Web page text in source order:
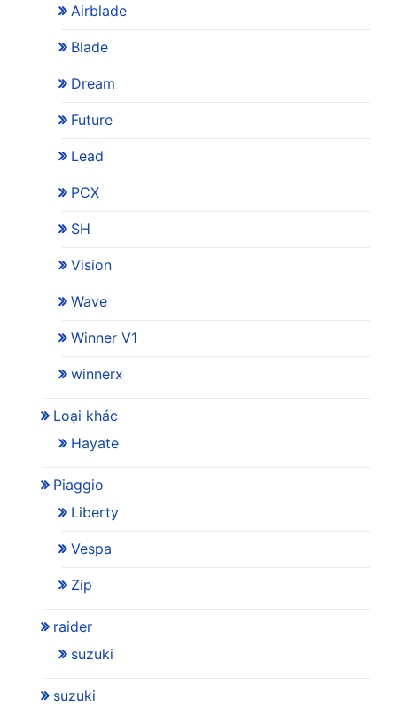
Airblade
Blade
Dream
Future
Lead
PCX
SH
Vision
Wave
Winner V1
winnerx
Loại khác
Hayate
Piaggio
Liberty
Vespa
Zip
raider
suzuki
suzuki